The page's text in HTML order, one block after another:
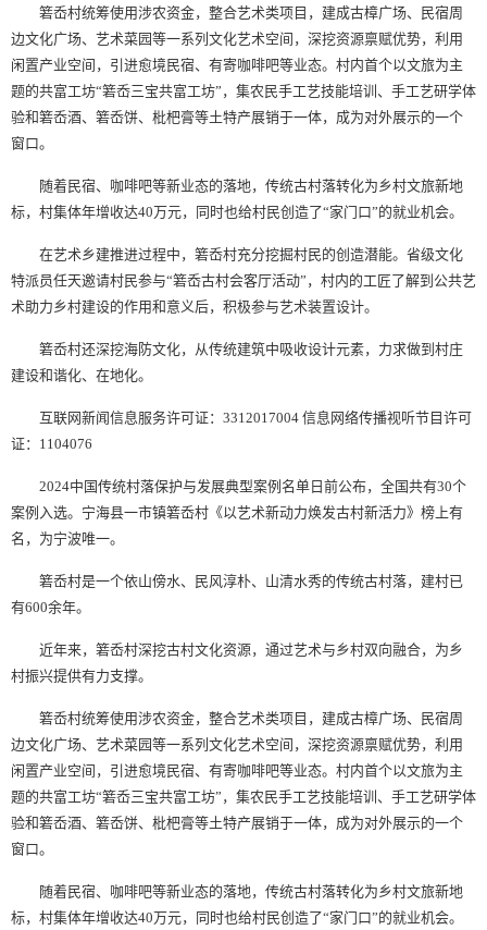
箬岙村统筹使用涉农资金，整合艺术类项目，建成古樟广场、民宿周
边文化广场、艺术菜园等一系列文化艺术空间，深挖资源禀赋优势，利用
闲置产业空间，引进愈境民宿、有寄咖啡吧等业态。村内首个以文旅为主
题的共富工坊“箬岙三宝共富工坊”，集农民手工艺技能培训、手工艺研学体
验和箬岙酒、箬岙饼、枇杷膏等土特产展销于一体，成为对外展示的一个
窗口。
随着民宿、咖啡吧等新业态的落地，传统古村落转化为乡村文旅新地
标，村集体年增收达40万元，同时也给村民创造了“家门口”的就业机会。
在艺术乡建推进过程中，箬岙村充分挖掘村民的创造潜能。省级文化
特派员任天邀请村民参与“箬岙古村会客厅活动”，村内的工匠了解到公共艺
术助力乡村建设的作用和意义后，积极参与艺术装置设计。
箬岙村还深挖海防文化，从传统建筑中吸收设计元素，力求做到村庄
建设和谐化、在地化。
互联网新闻信息服务许可证：3312017004 信息网络传播视听节目许可
证：1104076
2024中国传统村落保护与发展典型案例名单日前公布，全国共有30个
案例入选。宁海县一市镇箬岙村《以艺术新动力焕发古村新活力》榜上有
名，为宁波唯一。
箬岙村是一个依山傍水、民风淳朴、山清水秀的传统古村落，建村已
有600余年。
近年来，箬岙村深挖古村文化资源，通过艺术与乡村双向融合，为乡
村振兴提供有力支撑。
箬岙村统筹使用涉农资金，整合艺术类项目，建成古樟广场、民宿周
边文化广场、艺术菜园等一系列文化艺术空间，深挖资源禀赋优势，利用
闲置产业空间，引进愈境民宿、有寄咖啡吧等业态。村内首个以文旅为主
题的共富工坊“箬岙三宝共富工坊”，集农民手工艺技能培训、手工艺研学体
验和箬岙酒、箬岙饼、枇杷膏等土特产展销于一体，成为对外展示的一个
窗口。
随着民宿、咖啡吧等新业态的落地，传统古村落转化为乡村文旅新地
标，村集体年增收达40万元，同时也给村民创造了“家门口”的就业机会。